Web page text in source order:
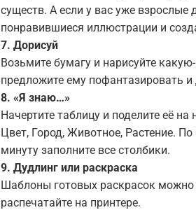
существ. А если у вас уже
понравившиеся иллюстрации и
7. Дорисуй
Возьмите бумагу и нарисуйте
предложите ему пофантазировать
8. «Я знаю…»
Начертите таблицу и поделите её
Цвет, Город, Животное, Растение.
минуту заполните все столбики.
9. Дудлинг или раскраска
Шаблоны готовых раскрасок можно
распечатайте на принтере.